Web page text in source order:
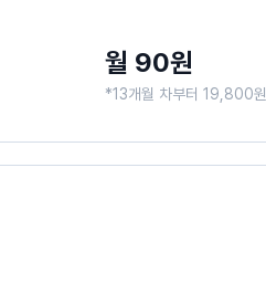
월 90원
*13개월 차부터 19,800원